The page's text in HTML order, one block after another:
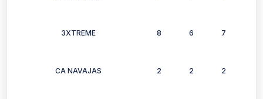
3XTREME 8 6 7
CA NAVAJAS 2 2 2